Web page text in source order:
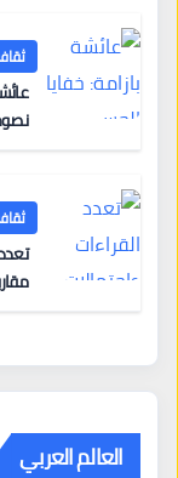
العالم العربي